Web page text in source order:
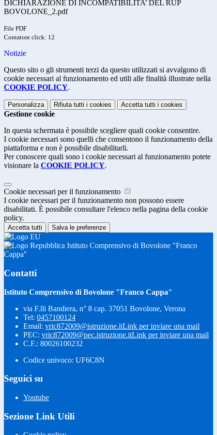
DICHIARAZIONE DI INCOMPATIBILITA’ DEL RUP
BOVOLONE_2.pdf
File PDF
Contatore click: 12
Notizie
Questo sito o gli strumenti terzi da questo utilizzati si avvalgono di
cookie necessari al funzionamento ed utili alle finalità illustrate nella
COOKIE POLICY.
Personalizza Rifiuta tutti i cookies Accetta tutti i cookies
Gestione cookie
In questa schermata è possibile scegliere quali cookie consentire.
I cookie necessari sono quelli che consentono il funzionamento della
piattaforma e non è possibile disabilitarli.
Per conoscere quali sono i cookie necessari al funzionamento potete
visionare la COOKIE POLICY.
Cookie necessari per il funzionamento
I cookie necessari per il funzionamento non possono essere
disabilitati. È possibile consultare l'elenco nella pagina della cookie
policy.
Accetta tutti Salva le preferenze
Istituto Comprensivo di Bovolone "Franco
Cappa"
Contatti
Istituto Comprensivo di Bovolone "Franco Cappa"
via F.lli Bandiera, n° 8 cap. 37051 Bovolone, Verona
Tel: 0457100124
Email: vric872009@istruzione.itLink per inviare una mail
PEC: vric872009@pec.istruzione.itLink per inviare una mail
C.F.: 80026100232
Codice univoco: UF6C8N
Seguici su
Youtube
Sezione Link Utili